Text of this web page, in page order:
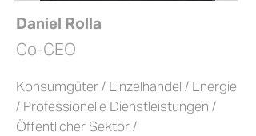
Daniel Rolla
Co-CEO
Konsumgüter / Einzelhandel / Energie
/ Professionelle Dienstleistungen /
Öffentlicher Sektor /